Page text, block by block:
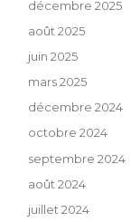
décembre 2025
août 2025
juin 2025
mars 2025
décembre 2024
octobre 2024
septembre 2024
août 2024
juillet 2024